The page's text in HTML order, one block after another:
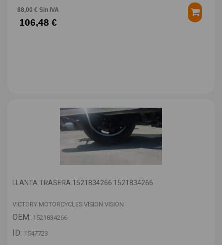
88,00 € Sin IVA
106,48 €
LLANTA TRASERA 1521834266 1521834266
VICTORY MOTORCYCLES VISION VISION
OEM: 1521834266
ID: 1547723